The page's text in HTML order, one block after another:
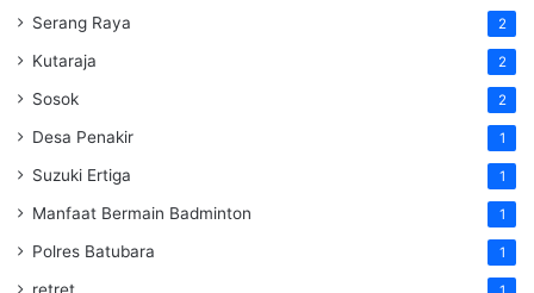
Serang Raya 2
Kutaraja 2
Sosok 2
Desa Penakir 1
Suzuki Ertiga 1
Manfaat Bermain Badminton 1
Polres Batubara 1